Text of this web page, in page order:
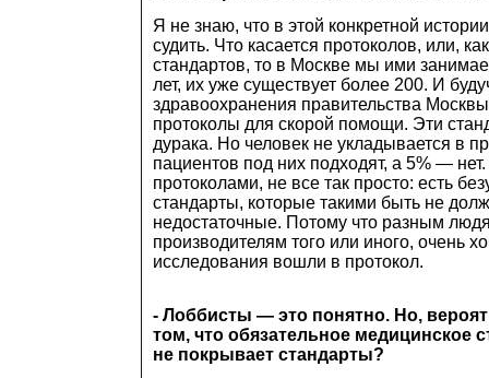
Я не знаю, что в этой конкретной
судить. Что касается протоколов, или,
стандартов, то в Москве мы ими
лет, их уже существует более 200. И
здравоохранения правительства
протоколы для скорой помощи. Эти
дурака. Но человек не укладывается в
пациентов под них подходят, а 5% —
протоколами, не все так просто: есть
стандарты, которые такими быть не
недостаточные. Потому что разным
производителям того или иного, очень
исследования вошли в протокол.
- Лоббисты — это понятно. Но,
том, что обязательное медицинское
не покрывает стандарты?